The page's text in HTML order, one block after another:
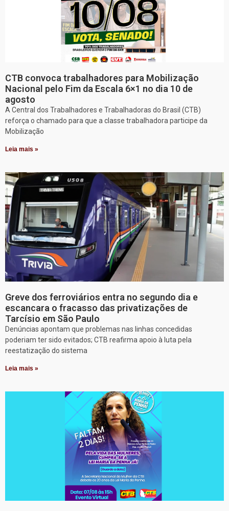
CTB convoca trabalhadores para Mobilização
Nacional pelo Fim da Escala 6×1 no dia 10 de
agosto
A Central dos Trabalhadores e Trabalhadoras do Brasil (CTB)
reforça o chamado para que a classe trabalhadora participe da
Mobilização
Leia mais »
Greve dos ferroviários entra no segundo dia e
escancara o fracasso das privatizações de
Tarcísio em São Paulo
Denúncias apontam que problemas nas linhas concedidas
poderiam ter sido evitados; CTB reafirma apoio à luta pela
reestatização do sistema
Leia mais »